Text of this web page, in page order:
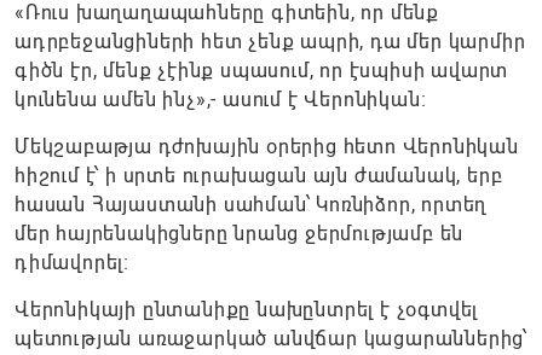
«Ռուս խաղաղապահները գիտեին, որ մենք
ադրբեջանցիների հետ չենք ապրի, դա մեր կարմիր
գիծն էր, մենք չէինք սպասում, որ էսպիսի ավարտ
կունենա ամեն ինչ»,- ասում է Վերոնիկան։
Մեկշաբաթյա դժոխային օրերից հետո Վերոնիկան
հիշում է՝ ի սրտե ուրախացան այն ժամանակ, երբ
հասան Հայաստանի սահման՝ Կոռնիձոր, որտեղ
մեր հայրենակիցները նրանց ջերմությամբ են
դիմավորել։
Վերոնիկայի ընտանիքը նախընտրել է չօգտվել
պետության առաջարկած անվճար կացարաններից՝